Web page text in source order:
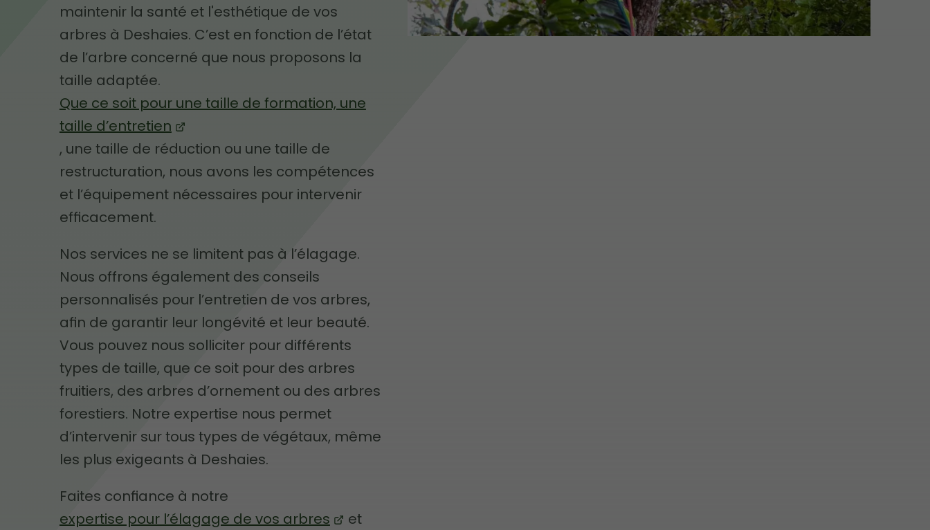
maintenir la santé et l'esthétique de vos
arbres à Deshaies. C’est en fonction de l’état
de l’arbre concerné que nous proposons la
taille adaptée.
Que ce soit pour une taille de formation, une
taille d’entretien
, une taille de réduction ou une taille de
restructuration, nous avons les compétences
et l’équipement nécessaires pour intervenir
efficacement.
Nos services ne se limitent pas à l’élagage.
Nous offrons également des conseils
personnalisés pour l’entretien de vos arbres,
afin de garantir leur longévité et leur beauté.
Vous pouvez nous solliciter pour différents
types de taille, que ce soit pour des arbres
fruitiers, des arbres d’ornement ou des arbres
forestiers. Notre expertise nous permet
d’intervenir sur tous types de végétaux, même
les plus exigeants à Deshaies.
Faites confiance à notre
expertise pour l’élagage de vos arbres
et